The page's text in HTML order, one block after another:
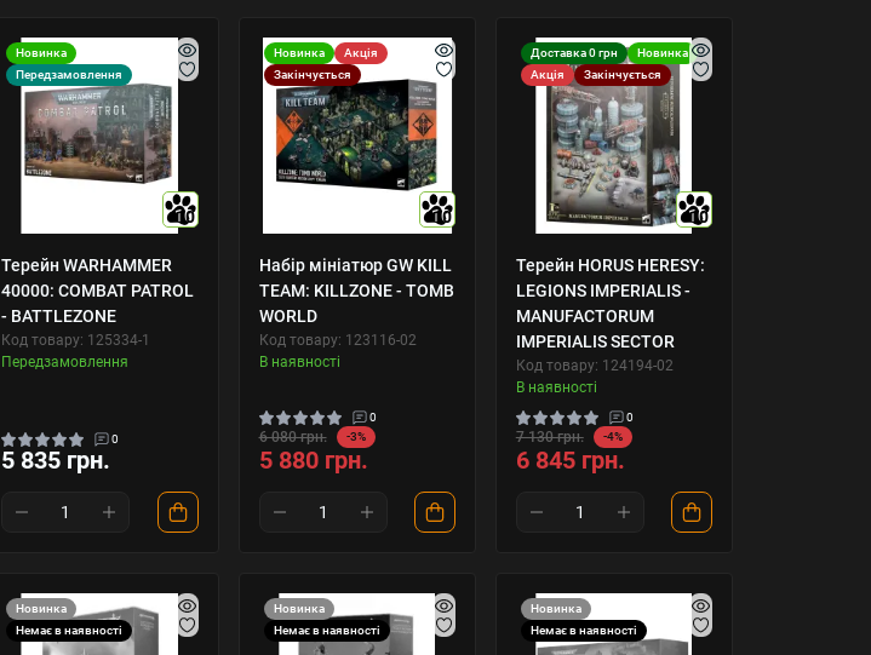
Новинка
Передзамовлення
10
Терейн WARHAMMER
40000: COMBAT PATROL
- BATTLEZONE
Код товару: 125334-1
Передзамовлення
0
5 835 грн.
Новинка
Акція
Закінчується
10
Набір мініатюр GW KILL
TEAM: KILLZONE - TOMB
WORLD
Код товару: 123116-02
В наявності
0
6 080 грн. -3%
5 880 грн.
Доставка 0 грн
Новинка
Акція
Закінчується
10
Терейн HORUS HERESY:
LEGIONS IMPERIALIS -
MANUFACTORUM
IMPERIALIS SECTOR
Код товару: 124194-02
В наявності
0
7 130 грн. -4%
6 845 грн.
Новинка
Немає в наявності
Новинка
Немає в наявності
Новинка
Немає в наявності